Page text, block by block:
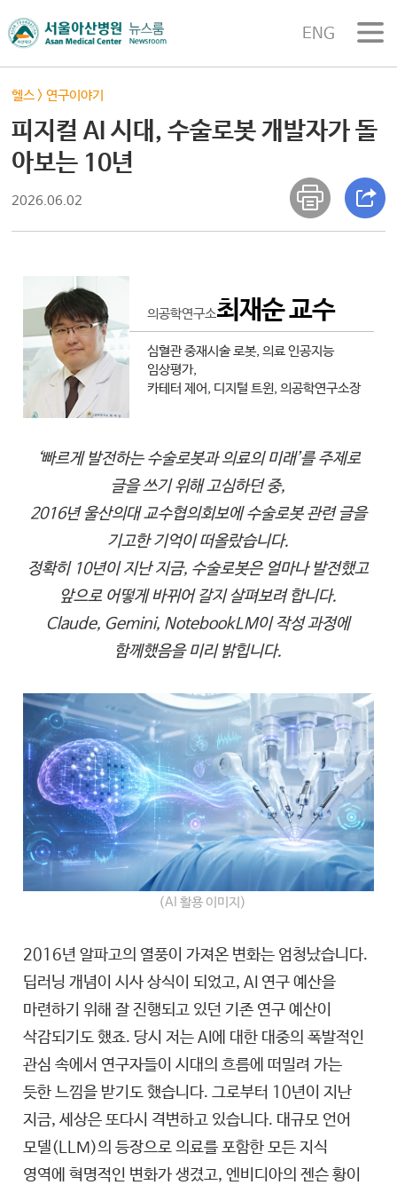
ENG
헬스 >연구이야기
피지컬 AI 시대, 수술로봇 개발자가 돌
아보는 10년
2026.06.02
의공학연구소최재순 교수
심혈관 중재시술 로봇, 의료 인공지능
임상평가,
카테터 제어, 디지털 트윈, 의공학연구소장
‘빠르게 발전하는 수술로봇과 의료의 미래’를 주제로
글을 쓰기 위해 고심하던 중,
2016년 울산의대 교수협의회보에 수술로봇 관련 글을
기고한 기억이 떠올랐습니다.
정확히 10년이 지난 지금, 수술로봇은 얼마나 발전했고
앞으로 어떻게 바뀌어 갈지 살펴보려 합니다.
Claude, Gemini, NotebookLM이 작성 과정에
함께했음을 미리 밝힙니다.
(AI 활용 이미지)
2016년 알파고의 열풍이 가져온 변화는 엄청났습니다.
딥러닝 개념이 시사 상식이 되었고, AI 연구 예산을
마련하기 위해 잘 진행되고 있던 기존 연구 예산이
삭감되기도 했죠. 당시 저는 AI에 대한 대중의 폭발적인
관심 속에서 연구자들이 시대의 흐름에 떠밀려 가는
듯한 느낌을 받기도 했습니다. 그로부터 10년이 지난
지금, 세상은 또다시 격변하고 있습니다. 대규모 언어
모델(LLM)의 등장으로 의료를 포함한 모든 지식
영역에 혁명적인 변화가 생겼고, 엔비디아의 젠슨 황이